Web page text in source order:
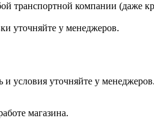
транспортной компании (даже
уточняйте у менеджеров.
условия уточняйте у менеджеров.
магазина.